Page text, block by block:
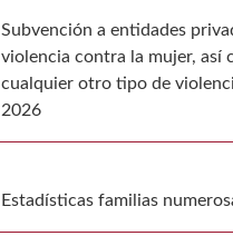
Subvención a entidades
violencia contra la mujer, así
cualquier otro tipo de
2026
Estadísticas familias